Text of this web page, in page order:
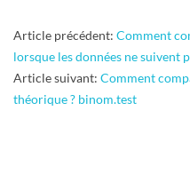
2015-
07-
21
Article précédent: Comment
lorsque les données ne suivent
Article suivant: Comment
théorique ? binom.test